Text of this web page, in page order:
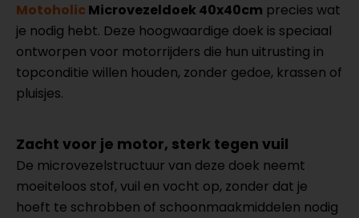
Motoholic Microvezeldoek 40x40cm precies wat
je nodig hebt. Deze hoogwaardige doek is speciaal
ontworpen voor motorrijders die hun uitrusting in
topconditie willen houden, zonder gedoe, krassen of
pluisjes.
Zacht voor je motor, sterk tegen vuil
De microvezelstructuur van deze doek neemt
moeiteloos stof, vuil en vocht op, zonder dat je
hoeft te schrobben of schoonmaakmiddelen nodig